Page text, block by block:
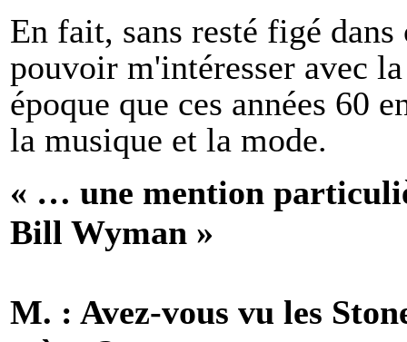
En fait, sans resté figé
pouvoir m'intéresser avec
époque que ces années 60
la musique et la mode.
« … une mention
Bill Wyman »
M. : Avez-vous vu les